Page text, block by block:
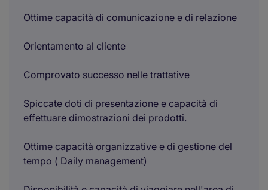
Ottime capacità di comunicazione e di relazione
Orientamento al cliente
Comprovato successo nelle trattative
Spiccate doti di presentazione e capacità di
effettuare dimostrazioni dei prodotti.
Ottime capacità organizzative e di gestione del
tempo ( Daily management)